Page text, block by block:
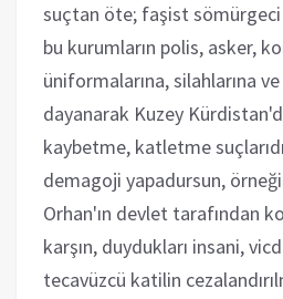
suçtan öte; faşist sömürgeci
bu kurumların polis, asker,
üniformalarına, silahlarına
dayanarak Kuzey
kaybetme, katletme
demagoji yapadursun,
Orhan'ın devlet tarafından
karşın, duydukları insani,
tecavüzcü katilin